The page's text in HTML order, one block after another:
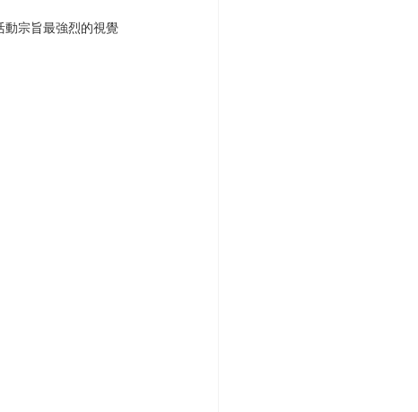
動宗旨最強烈的視覺